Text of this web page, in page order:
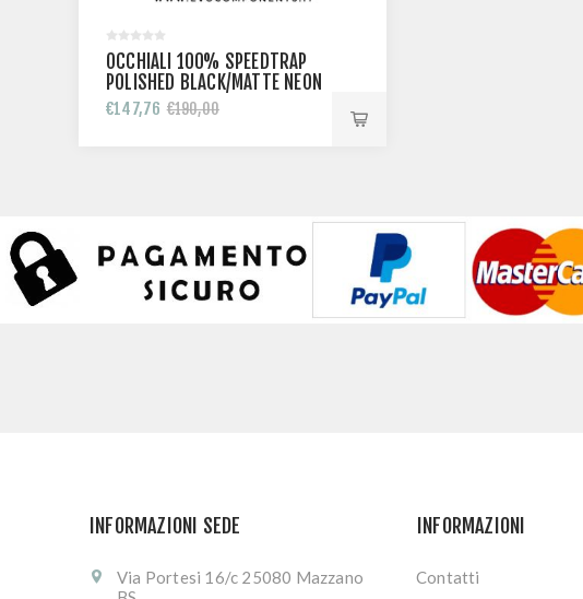
OCCHIALI 100% SPEEDTRAP
POLISHED BLACK/MATTE NEON
YELLOW-ELETTRIC BLUE
MIRROR
€147,76 €190,00
INFORMAZIONI SEDE
Via Portesi 16/c 25080 Mazzano
INFORMAZIONI
Contatti